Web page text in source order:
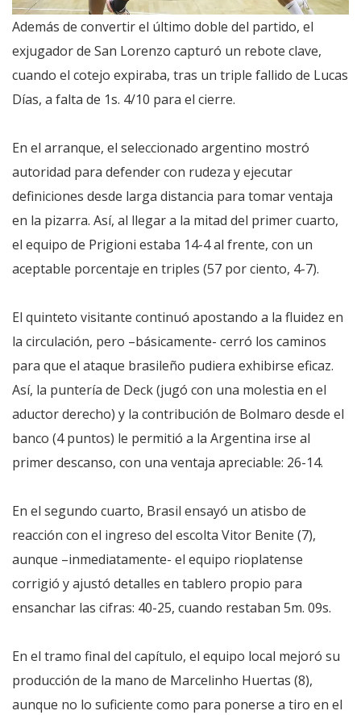
Además de convertir el último doble del partido, el
exjugador de San Lorenzo capturó un rebote clave,
cuando el cotejo expiraba, tras un triple fallido de Lucas
Días, a falta de 1s. 4/10 para el cierre.
En el arranque, el seleccionado argentino mostró
autoridad para defender con rudeza y ejecutar
definiciones desde larga distancia para tomar ventaja
en la pizarra. Así, al llegar a la mitad del primer cuarto,
el equipo de Prigioni estaba 14-4 al frente, con un
aceptable porcentaje en triples (57 por ciento, 4-7).
El quinteto visitante continuó apostando a la fluidez en
la circulación, pero –básicamente- cerró los caminos
para que el ataque brasileño pudiera exhibirse eficaz.
Así, la puntería de Deck (jugó con una molestia en el
aductor derecho) y la contribución de Bolmaro desde el
banco (4 puntos) le permitió a la Argentina irse al
primer descanso, con una ventaja apreciable: 26-14.
En el segundo cuarto, Brasil ensayó un atisbo de
reacción con el ingreso del escolta Vitor Benite (7),
aunque –inmediatamente- el equipo rioplatense
corrigió y ajustó detalles en tablero propio para
ensanchar las cifras: 40-25, cuando restaban 5m. 09s.
En el tramo final del capítulo, el equipo local mejoró su
producción de la mano de Marcelinho Huertas (8),
aunque no lo suficiente como para ponerse a tiro en el